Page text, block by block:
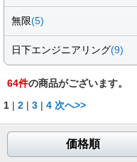
無限(5)
日下エンジニアリング(9)
64件の商品がございます。
1 | 2 | 3 | 4 次へ>>
価格順